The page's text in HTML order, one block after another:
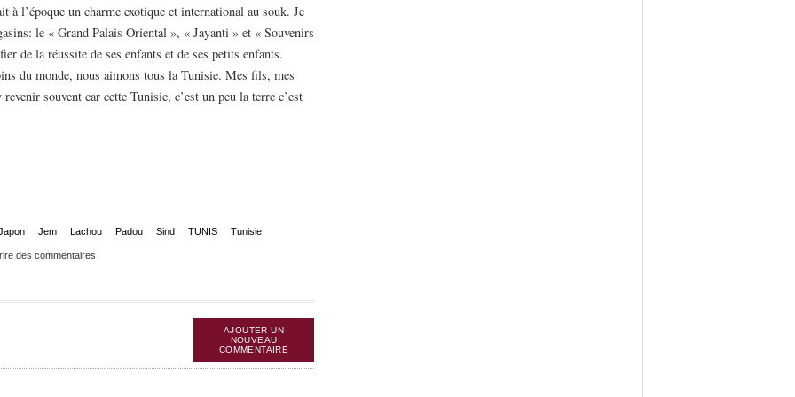
à l’époque un charme exotique et international au souk. Je
le « Grand Palais Oriental », « Jayanti » et « Souvenirs
de la réussite de ses enfants et de ses petits enfants.
du monde, nous aimons tous la Tunisie. Mes fils, mes
souvent car cette Tunisie, c’est un peu la terre c’est
Jem Lachou Padou Sind TUNIS Tunisie
des commentaires
AJOUTER UN
NOUVEAU
COMMENTAIRE